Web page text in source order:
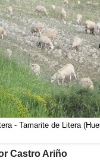
- Tamarite de Litera
Castro Ariño